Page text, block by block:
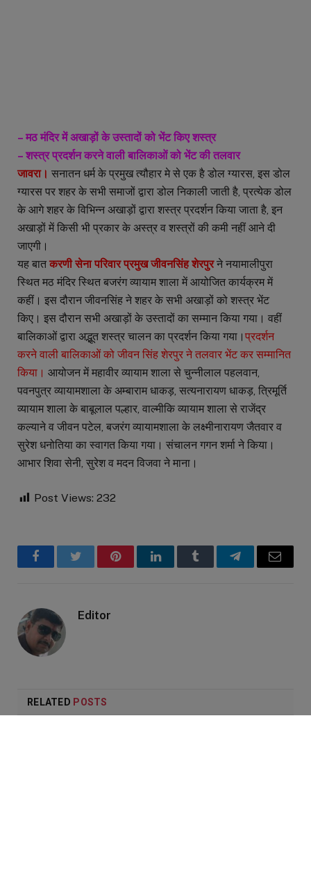
– मठ मंदिर में अखाड़ों के उस्तादों को भेंट किए शस्त्र
– शस्त्र प्रदर्शन करने वाली बालिकाओं को भेंट की तलवार
जावरा। सनातन धर्म के प्रमुख त्यौहार मे से एक है डोल ग्यारस, इस डोल
ग्यारस पर शहर के सभी समाजों द्वारा डोल निकाली जाती है, प्रत्येक डोल
के आगे शहर के विभिन्न अखाड़ों द्वारा शस्त्र प्रदर्शन किया जाता है, इन
अखाड़ों में किसी भी प्रकार के अस्त्र व शस्त्रों की कमी नहीं आने दी
जाएगी।
यह बात करणी सेना परिवार प्रमुख जीवनसिंह शेरपुरने नयामालीपुरा
स्थित मठ मंदिर स्थित बजरंग व्यायाम शाला में आयोजित कार्यक्रम में
कहीं। इस दौरान जीवनसिंह ने शहर के सभी अखाड़ों को शस्त्र भेंट
किए। इस दौरान सभी अखाड़ों के उस्तादों का सम्मान किया गया। वहीं
बालिकाओं द्वारा अद्भूत शस्त्र चालन का प्रदर्शन किया गया। प्रदर्शन
करने वाली बालिकाओं को जीवन सिंह शेरपुर ने तलवार भेंट कर सम्मानित
किया। आयोजन में महावीर व्यायाम शाला से चुन्नीलाल पहलवान,
पवनपुत्र व्यायामशाला के अम्बाराम धाकड़, सत्यनारायण धाकड़, त्रिमूर्ति
व्यायाम शाला के बाबूलाल पल्हार, वाल्मीकि व्यायाम शाला से राजेंद्र
कल्याने व जीवन पटेल, बजरंग व्यायामशाला के लक्ष्मीनारायण जैतवार व
सुरेश धनोतिया का स्वागत किया गया। संचालन गगन शर्मा ने किया।
आभार शिवा सेनी, सुरेश व मदन विजवा ने माना।
Post Views: 232
FacebookTwitter PinterestLinkedInTumblr TelegramEmail
Editor
RELATED POSTS